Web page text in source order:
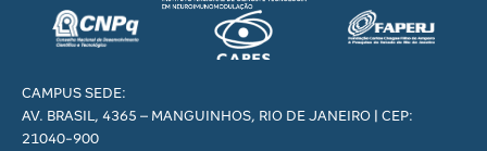
CAMPUS SEDE:
AV. BRASIL, 4365 – MANGUINHOS, RIO DE JANEIRO | CEP:
21040-900